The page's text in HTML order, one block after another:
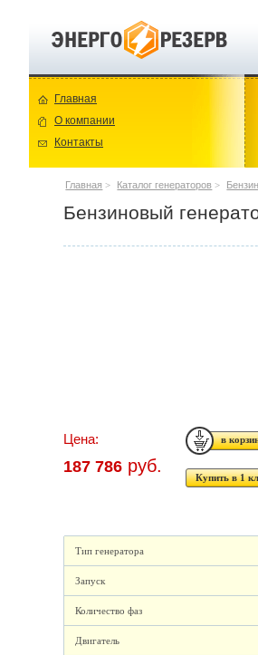
Главная
О компании
Контакты
Главная > Каталог генераторов >
Бензиновый
Цена:
187 786 руб.
Купить в 1
Тип генератора
Запуск
Количество фаз
Двигатель